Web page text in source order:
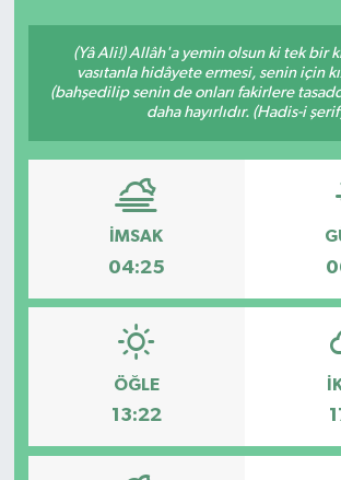
(Yâ Ali!) Allâh'a yemin olsun ki tek bir
vasıtanla hidâyete ermesi, senin için
(bahşedilip senin de onları fakirlere
daha hayırlıdır. (Hadis-i
İMSAK
04:25
ÖĞLE
13:22